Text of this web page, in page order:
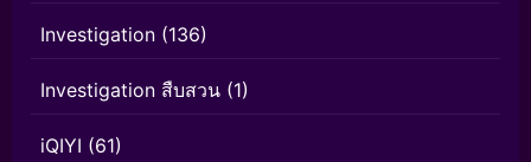
Investigation (136)
Investigation สืบสวน (1)
iQIYI (61)